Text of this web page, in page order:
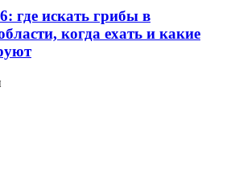
где искать грибы в
когда ехать и какие